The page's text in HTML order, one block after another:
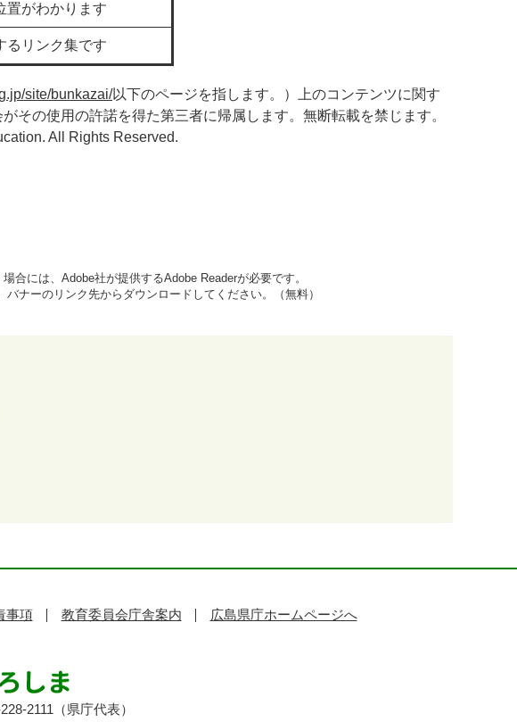
置がわかります
るリンク集です
site/bunkazai/以下のページを指します。）上のコンテンツに関す
その使用の許諾を得た第三者に帰属します。無断転載を禁じます。
All Rights Reserved.
合には、Adobe社が提供するAdobe Readerが必要です。
ナーのリンク先からダウンロードしてください。（無料）
事項 教育委員会庁舎案内 広島県庁ホームページへ
2111（県庁代表）